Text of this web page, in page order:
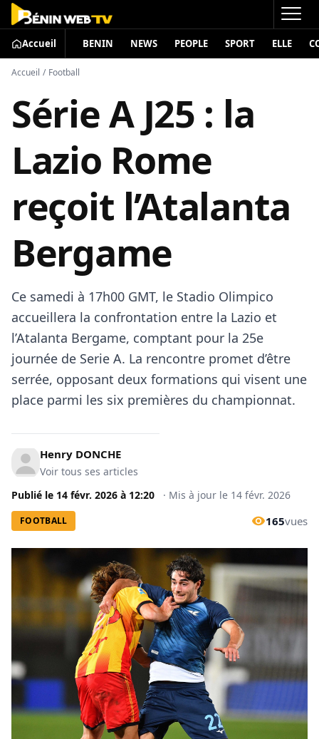
Accueil BENIN NEWS PEOPLE SPORT ELLE
Accueil / Football
Série A J25 : la
Lazio Rome
reçoit l’Atalanta
Bergame
Ce samedi à 17h00 GMT, le Stadio Olimpico
accueillera la confrontation entre la Lazio et
l’Atalanta Bergame, comptant pour la 25e
journée de Serie A. La rencontre promet d’être
serrée, opposant deux formations qui visent une
place parmi les six premières du championnat.
Henry DONCHE
Voir tous ses articles
Publié le 14 févr. 2026 à 12:20 · Mis à jour le 14 févr. 2026
FOOTBALL 165vues